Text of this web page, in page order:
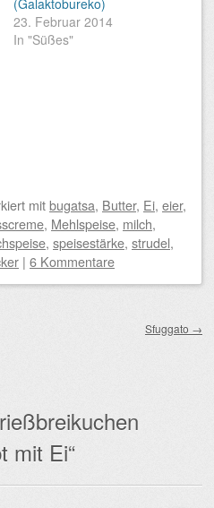
(Galaktobureko)
23. Februar 2014
In "Süßes"
mitbugatsa, Butter, Ei, eier,
, Mehlspeise, milch,
, speisestärke, strudel,
| 6 Kommentare
Sfuggato →
mit Ei“